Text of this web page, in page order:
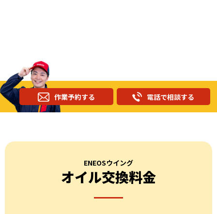
作業予約する 電話で相談する
ENEOSウイング
オイル交換料金